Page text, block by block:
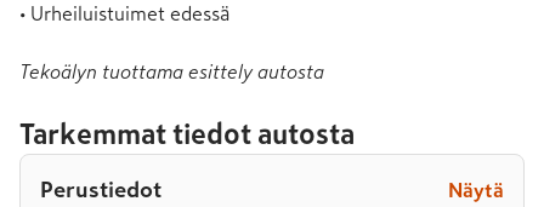
• Urheiluistuimet edessä
Tekoälyn tuottama esittely autosta
Tarkemmat tiedot autosta
Perustiedot Näytä